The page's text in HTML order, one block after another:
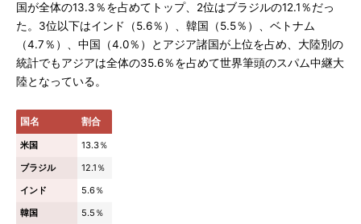
国が全体の13.3％を占めてトップ、2位はブラジルの12.1％だっ
た。3位以下はインド（5.6％）、韓国（5.5％）、ベトナム
（4.7％）、中国（4.0％）とアジア諸国が上位を占め、大陸別の
統計でもアジアは全体の35.6％を占めて世界筆頭のスパム中継大
陸となっている。
国名 割合
米国
13.3％
ブラジル
12.1％
インド
5.6％
韓国
5.5％